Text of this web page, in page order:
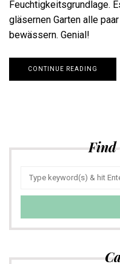
Feuchtigkeitsgrundlage.
gläsernen Garten alle
bewässern. Genial!
CONTINUE READING
Find